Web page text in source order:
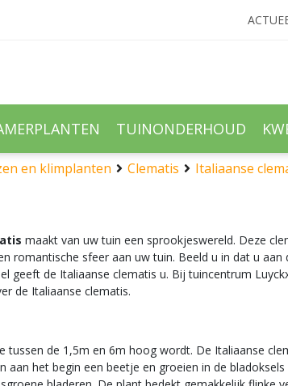
en klimplanten Clematis Italiaanse
TUINONDERHOUD
maakt van uw tuin een sprookjeswereld. Deze
romantische sfeer aan uw tuin. Beeld u in dat u
geeft de Italiaanse clematis u. Bij tuincentrum
de Italiaanse clematis.
tussen de 1,5m en 6m hoog wordt. De Italiaanse
het begin een beetje en groeien in de